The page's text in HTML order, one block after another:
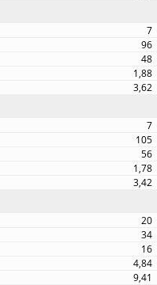
7
96
48
1,88
3,62
7
105
56
1,78
3,42
20
34
16
4,84
9,41